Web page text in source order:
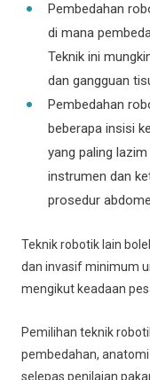
Pembedahan
di mana
Teknik ini
dan gangguan
Pembedahan
beberapa insisi
yang paling
instrumen dan
prosedur
Teknik robotik lain
dan invasif minimum
mengikut keadaan
Pemilihan teknik
pembedahan,
selepas penilaian